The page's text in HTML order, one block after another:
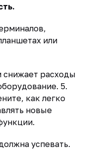
или
снижает расходы
5.
как легко
новые
успевать.